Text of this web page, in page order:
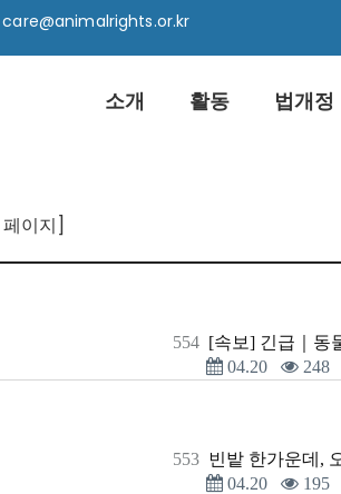
care@animalrights.or.kr
소개 활동 법개정
페이지]
554 [속보] 긴급｜동
04.20
248
553 빈밭 한가운데,
04.20
195